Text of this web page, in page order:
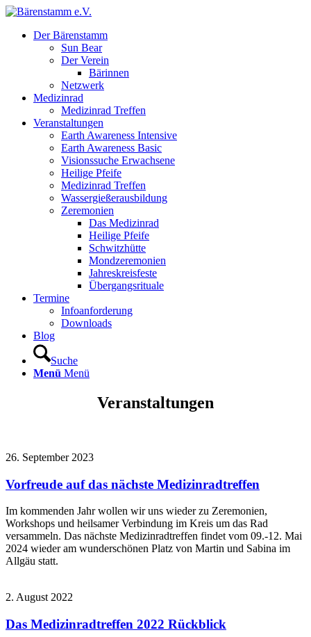
Der Bärenstamm
Sun Bear
Der Verein
Bärinnen
Netzwerk
Medizinrad
Medizinrad Treffen
Veranstaltungen
Earth Awareness Intensive
Earth Awareness Basic
Visionssuche Erwachsene
Heilige Pfeife
Medizinrad Treffen
Wassergießerausbildung
Zeremonien
Das Medizinrad
Heilige Pfeife
Schwitzhütte
Mondzeremonien
Jahreskreisfeste
Übergangsrituale
Termine
Infoanforderung
Downloads
Blog
Suche
Menü Menü
Veranstaltungen
26. September 2023
Vorfreude auf das nächste Medizinradtreffen
Im kommenden Jahr wollen wir uns wieder zu Zeremonien,
Workshops und heilsamer Verbindung im Kreis um das Rad
versammeln. Das nächste Medizinradtreffen findet vom 09.-12. Mai
2024 wieder am wunderschönen Platz von Martin und Sabina im
Allgäu statt.
2. August 2022
Das Medizinradtreffen 2022 Rückblick